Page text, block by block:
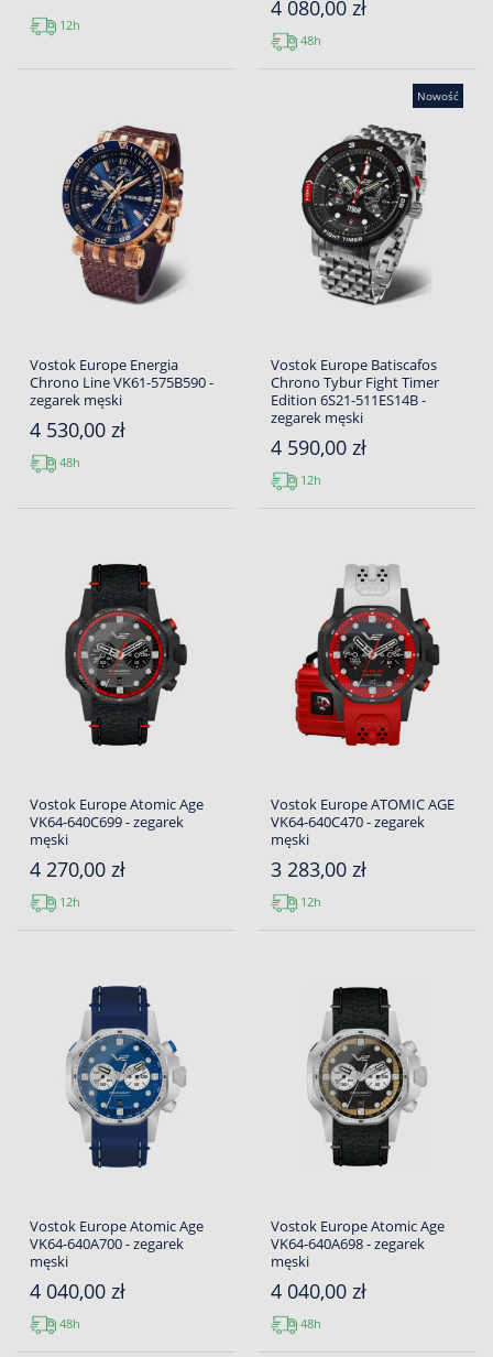
12h
4 080,00 zł
48h
Vostok Europe Energia
Chrono Line VK61-575B590 -
zegarek męski
4 530,00 zł
48h
Nowość
Vostok Europe Batiscafos
Chrono Tybur Fight Timer
Edition 6S21-511ES14B -
zegarek męski
4 590,00 zł
12h
Vostok Europe Atomic Age
VK64-640C699 - zegarek
męski
4 270,00 zł
12h
Vostok Europe ATOMIC AGE
VK64-640C470 - zegarek
męski
3 283,00 zł
12h
Vostok Europe Atomic Age
VK64-640A700 - zegarek
męski
4 040,00 zł
48h
Vostok Europe Atomic Age
VK64-640A698 - zegarek
męski
4 040,00 zł
48h